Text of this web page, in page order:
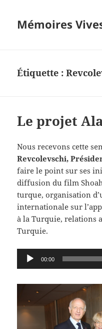
Mémoires
Étiquette :
Le projet
Nous recevons cette
Revcolevschi,
faire le point sur ses
diffusion du film
turque, organisation
internationale sur
à la Turquie, relations
Turquie.
Lecteur
audio
00:00